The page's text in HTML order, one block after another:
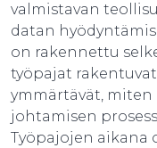
valmistavan
datan
on rakennettu
työpajat
ymmärtävät,
johtamisen
Työpajojen aikana